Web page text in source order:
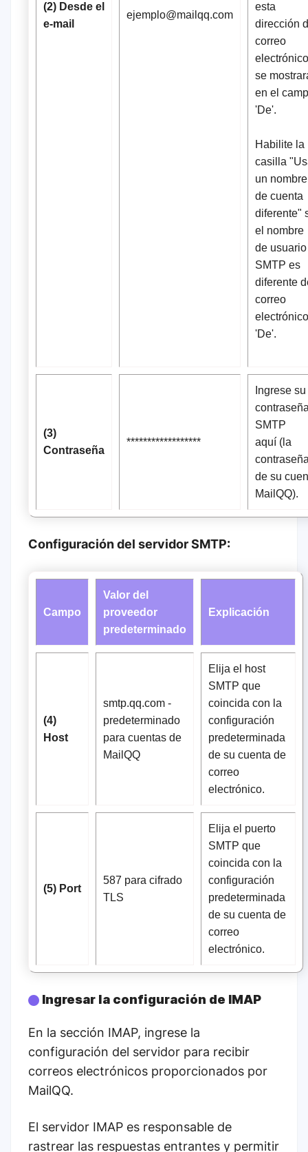
(2) Desde el
e-mail
ejemplo@mailqq.com
esta
dirección
correo
electrónico
se
en el
'De'.
Habilite la
casilla
un nombre
de cuenta
diferente"
el nombre
de usuario
SMTP es
diferente
correo
electrónico
'De'.
(3)
Contraseña
******************
Ingrese su
SMTP
aquí (la
de su
MailQQ).
Configuración del servidor SMTP:
Campo
Valor del
proveedor
predeterminado
Explicación
(4)
Host
smtp.qq.com -
predeterminado
para cuentas de
MailQQ
Elija el host
SMTP que
coincida con la
configuración
predeterminada
de su cuenta de
correo
electrónico.
(5) Port
587 para cifrado
TLS
Elija el puerto
SMTP que
coincida con la
configuración
predeterminada
de su cuenta de
correo
electrónico.
Ingresar la configuración de IMAP
En la sección IMAP, ingrese la
configuración del servidor para recibir
correos electrónicos proporcionados por
MailQQ.
El servidor IMAP es responsable de
rastrear las respuestas entrantes y permitir